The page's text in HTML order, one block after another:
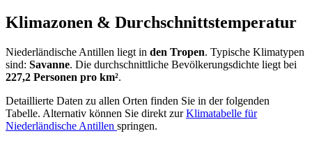
Klimazonen & Durchschnittstemperatur
Niederländische Antillen liegt in den Tropen. Typische Klimatypen
sind: Savanne. Die durchschnittliche Bevölkerungsdichte liegt bei
227,2 Personen pro km².
Detaillierte Daten zu allen Orten finden Sie in der folgenden
Tabelle. Alternativ können Sie direkt zurKlimatabelle für
Niederländische Antillen springen.